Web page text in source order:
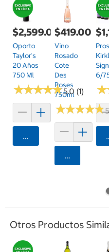
$2,599.00
Oporto
Taylor's
20 Años
750 Ml
★★★★★
★★★★★5.0 (1)
Agregar
$419.00
Vino
Rosado
Cote
Des
Roses
750ml
★★★★★
★★★★★
Agregar
6/
★
★
Otros Productos